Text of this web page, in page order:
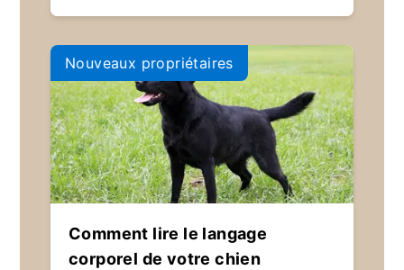
Nouveaux propriétaires
Comment lire le langage
corporel de votre chien